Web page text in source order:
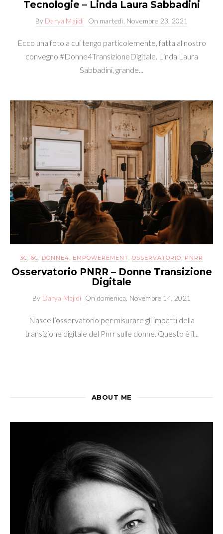
Tecnologie – Linda Laura Sabbadini
By Darya Majidi On martedì, Novembre 23, 2021
Ecco una foto a cui tengo particolemente, fatta al nostro
convegno #Donne4TransizioneDigitale. Linda Laura
Sabbadini, grande...
3C, 6C, DONNE4, EMPOWEREMENT, OSSERVATORIO, PNRR
Osservatorio PNRR – Donne Transizione
Digitale
By Darya Majidi On domenica, Novembre 14, 2021
Nasce l’osservatorio per misurare gli impatti della
transizione digitale del Pnrr sulle donne. Questo è il...
ABOUT ME